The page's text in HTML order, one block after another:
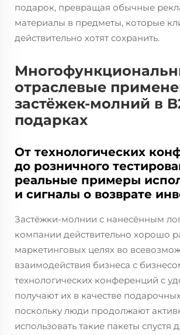
подарок, превращая обычные
материалы в предметы, которые
действительно хотят сохранить.
отраслевые
застёжек-молний в
подарках
От технологических
до розничного
реальные примеры
и сигналы о возврате
Застёжки-молнии с нанесённым
компании действительно хорошо
маркетинговых целях во
взаимодействия бизнеса с
технологических конференций с
получают их в качестве
поскольку люди продолжают
использовать такие пакеты спустя